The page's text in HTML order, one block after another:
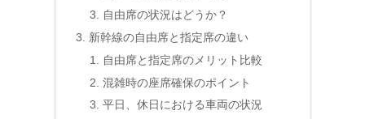
自由席の状況はどうか？
新幹線の自由席と指定席の違い
自由席と指定席のメリット比較
混雑時の座席確保のポイント
平日、休日における車両の状況